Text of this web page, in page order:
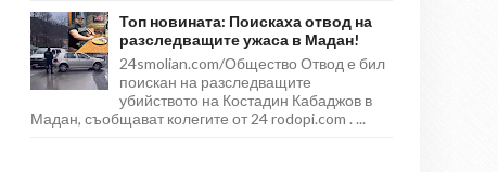
Топ новината: Поискаха отвод на
разследващите ужаса в Мадан!
24smolian.com/Общество Отвод е бил
поискан на разследващите
убийството на Костадин Кабаджов в
Мадан, съобщават колегите от 24 rodopi.com . ...